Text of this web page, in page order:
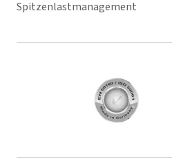
Spitzenlastmanagement